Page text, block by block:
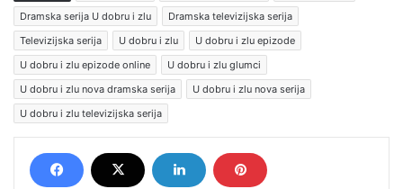
Dramska serija U dobru i zlu
Dramska televizijska serija
Televizijska serija
U dobru i zlu
U dobru i zlu epizode
U dobru i zlu epizode online
U dobru i zlu glumci
U dobru i zlu nova dramska serija
U dobru i zlu nova serija
U dobru i zlu televizijska serija